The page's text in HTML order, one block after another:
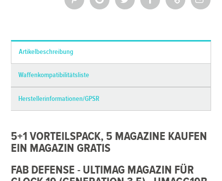
Artikelbeschreibung
Waffenkompatibilitätsliste
Herstellerinformationen/GPSR
5+1 VORTEILSPACK, 5 MAGAZINE KAUFEN
EIN MAGAZIN GRATIS
FAB DEFENSE - ULTIMAG MAGAZIN FÜR